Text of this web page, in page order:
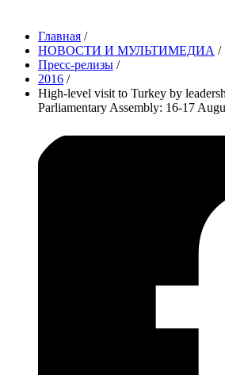
Главная /
НОВОСТИ И МУЛЬТИМЕДИА /
Пресс-релизы /
2016 /
High-level visit to Turkey by
Parliamentary Assembly: 16-17